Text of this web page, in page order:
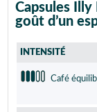
Capsules
goût d’un
INTENSITÉ
Café